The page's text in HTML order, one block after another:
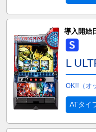
導入開始
L
OK!!（オ
ATタイ